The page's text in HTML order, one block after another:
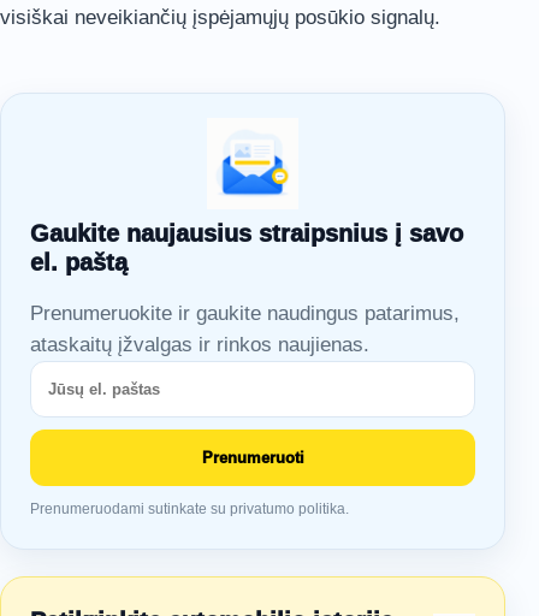
visiškai neveikiančių įspėjamųjų posūkio signalų.
Gaukite naujausius straipsnius į savo
el. paštą
Prenumeruokite ir gaukite naudingus patarimus,
ataskaitų įžvalgas ir rinkos naujienas.
Prenumeruoti
Prenumeruodami sutinkate su privatumo politika.